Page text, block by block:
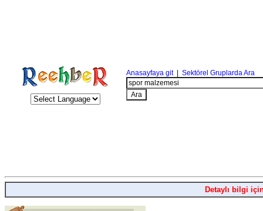
Anasayfaya git| Sektörel Gruplarda Ara
Detaylı bilgi